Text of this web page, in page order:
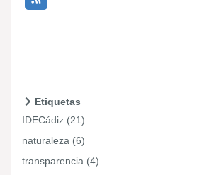
Etiquetas
IDECádiz (21)
naturaleza (6)
transparencia (4)